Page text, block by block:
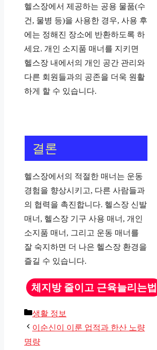
헬스장에서 제공하는 공용 물품(수
건, 물병 등)을 사용한 경우, 사용 후
에는 정해진 장소에 반환하도록 하
세요. 개인 소지품 매너를 지키면
헬스장 내에서의 개인 공간 관리와
다른 회원들과의 공존을 더욱 원활
하게 할 수 있습니다.
결론
헬스장에서의 적절한 매너는 운동
경험을 향상시키고, 다른 사람들과
의 협력을 촉진합니다. 헬스장 신발
매너, 헬스장 기구 사용 매너, 개인
소지품 매너, 그리고 운동 매너를
잘 숙지하면 더 나은 헬스장 환경을
즐길 수 있습니다.
체지방 줄이고 근육늘리는법
카
테
고
생활 정보
이순신이 이룬 업적과 한산 노량
명량